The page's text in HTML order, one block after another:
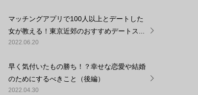
マッチングアプリで100人以上とデートした
女が教える！東京近郊のおすすめデートス...
2022.06.20
早く気付いたもの勝ち！？幸せな恋愛や結婚
のためにするべきこと（後編）
2022.04.30